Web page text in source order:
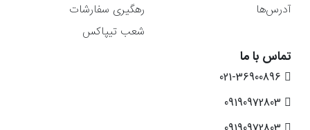
آدرس‌ها
رهگیری سفارشات
شعب تیپاکس
تماس با ما